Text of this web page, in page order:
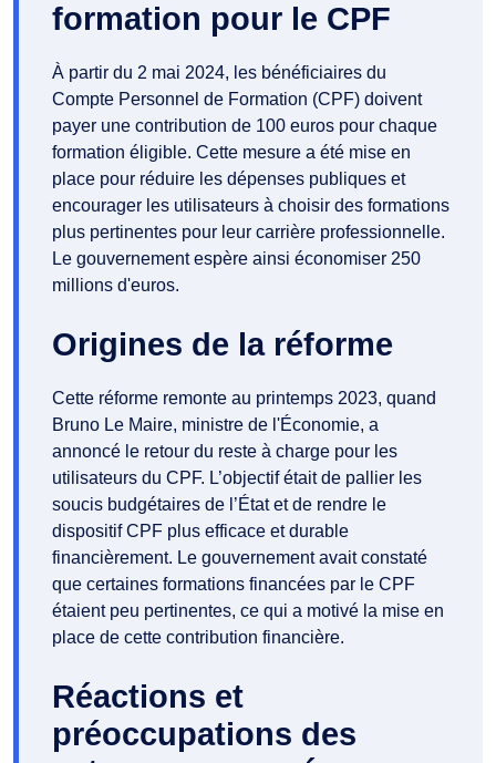
formation pour le CPF
À partir du 2 mai 2024, les bénéficiaires du
Compte Personnel de Formation (CPF) doivent
payer une contribution de 100 euros pour chaque
formation éligible. Cette mesure a été mise en
place pour réduire les dépenses publiques et
encourager les utilisateurs à choisir des formations
plus pertinentes pour leur carrière professionnelle.
Le gouvernement espère ainsi économiser 250
millions d'euros.
Origines de la réforme
Cette réforme remonte au printemps 2023, quand
Bruno Le Maire, ministre de l'Économie, a
annoncé le retour du reste à charge pour les
utilisateurs du CPF. L’objectif était de pallier les
soucis budgétaires de l’État et de rendre le
dispositif CPF plus efficace et durable
financièrement. Le gouvernement avait constaté
que certaines formations financées par le CPF
étaient peu pertinentes, ce qui a motivé la mise en
place de cette contribution financière.
Réactions et
préoccupations des